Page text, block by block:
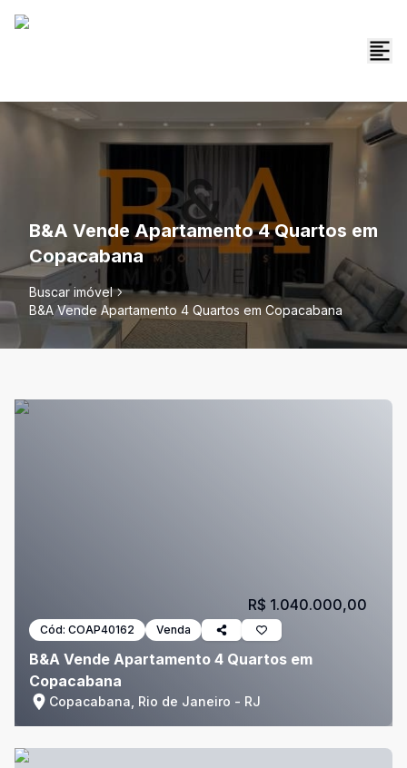
B&A Vende Apartamento 4 Quartos em
Copacabana
Buscar imóvel
B&A Vende Apartamento 4 Quartos em Copacabana
Cód: COAP40162 Venda
B&A Vende Apartamento 4 Quartos em
Copacabana
Copacabana, Rio de Janeiro - RJ
R$ 1.040.000,00